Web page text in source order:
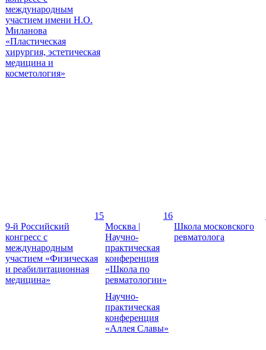
международным
участием имени Н.О.
Миланова
«Пластическая
хирургия, эстетическая
медицина и
косметология»
15
9-й Российский
конгресс с
международным
участием «Физическая
и реабилитационная
медицина»
16
Москва |
Научно-
практическая
конференция
«Школа по
ревматологии»
Научно-
практическая
конференция
«Аллея Славы»
Школа московского
ревматолога